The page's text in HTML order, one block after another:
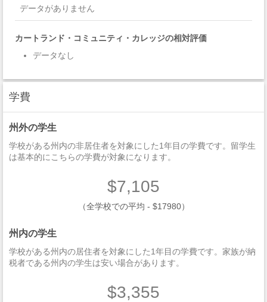
データがありません
カートランド・コミュニティ・カレッジの相対評価
データなし
学費
州外の学生
学校がある州内の非居住者を対象にした1年目の学費です。留学生
は基本的にこちらの学費が対象になります。
$7,105
（全学校での平均 - $17980）
州内の学生
学校がある州内の居住者を対象にした1年目の学費です。家族が納
税者である州内の学生は安い場合があります。
$3,355